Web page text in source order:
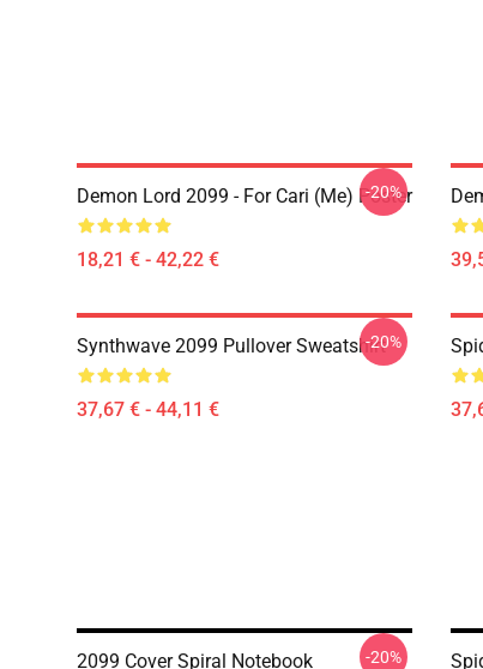
Demon Lord 2099 - For Cari (me) Poster
18,21 € - 42,22 €
-20%
Synthwave 2099 Pullover Sweatshirt
37,67 € - 44,11 €
-20%
2099 Cover Spiral Notebook -20%